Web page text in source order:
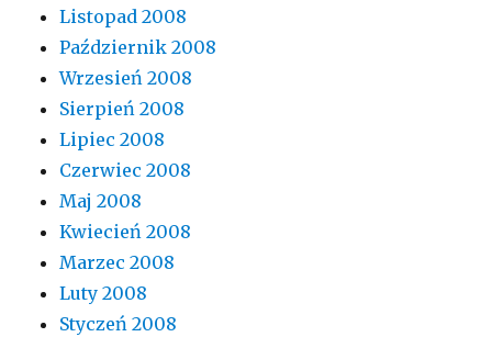
Listopad 2008
Październik 2008
Wrzesień 2008
Sierpień 2008
Lipiec 2008
Czerwiec 2008
Maj 2008
Kwiecień 2008
Marzec 2008
Luty 2008
Styczeń 2008